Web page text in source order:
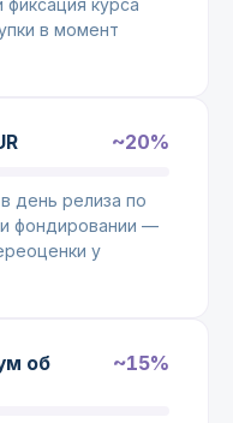
в момент
~20%
день релиза по
фондировании —
у
об
~15%